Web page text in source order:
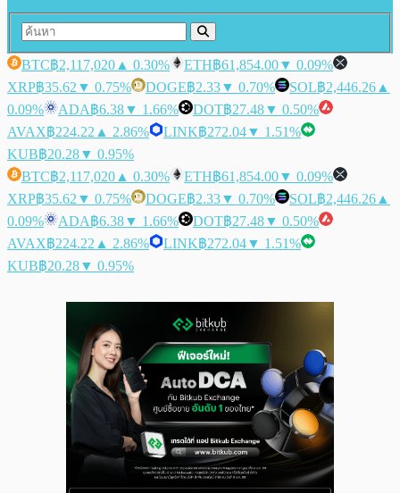
BTC฿2,117,020 ▲ 0.30% ETH฿61,854.00▼ 0.09%
XRP฿35.62 ▼ 0.75% DOGE฿2.33▼ 0.70% SOL฿2,446.26 ▲
0.09%
ADA฿6.38▼ 1.66% DOT฿27.48▼ 0.50%
AVAX฿224.22 ▲ 2.86% LINK฿272.04▼ 1.51%
KUB฿20.28▼ 0.95%
BTC฿2,117,020 ▲ 0.30% ETH฿61,854.00▼ 0.09%
XRP฿35.62 ▼ 0.75% DOGE฿2.33▼ 0.70% SOL฿2,446.26 ▲
0.09%
ADA฿6.38▼ 1.66% DOT฿27.48▼ 0.50%
AVAX฿224.22 ▲ 2.86% LINK฿272.04▼ 1.51%
KUB฿20.28▼ 0.95%